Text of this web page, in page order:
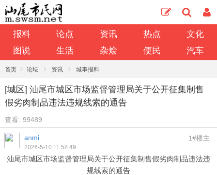
报料 论点 资讯 热点
文化
图说
生活 杂烩 便民 汽车
首页 › 论坛 › 资讯 › 城事报料
[城区] 汕尾市城区市场监督管理局关于公开征集制售
假劣肉制品违法违规线索的通告
查看: 99489
anmi
2026-5-10 11:58:49
1#楼主
汕尾市城区市场监督管理局关于公开征集制售假劣肉制品违法违
规线索的通告